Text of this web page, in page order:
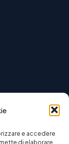
e accedere
di elaborare